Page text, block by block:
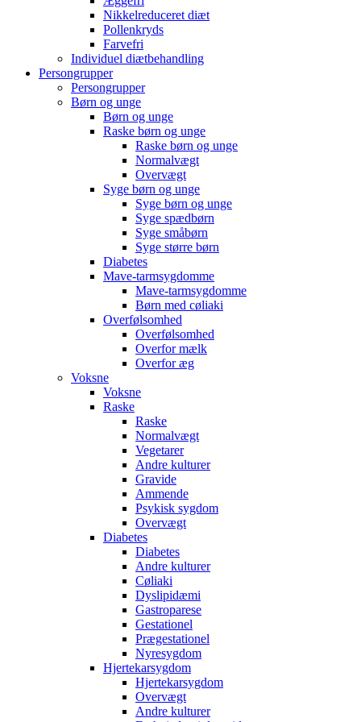
Nikkelreduceret diæt
Pollenkryds
Farvefri
Individuel diætbehandling
Persongrupper
Persongrupper
Børn og unge
Børn og unge
Raske børn og unge
Raske børn og unge
Normalvægt
Overvægt
Syge børn og unge
Syge børn og unge
Syge spædbørn
Syge småbørn
Syge større børn
Diabetes
Mave-tarmsygdomme
Mave-tarmsygdomme
Børn med cøliaki
Overfølsomhed
Overfølsomhed
Overfor mælk
Overfor æg
Voksne
Voksne
Raske
Raske
Normalvægt
Vegetarer
Andre kulturer
Gravide
Ammende
Psykisk sygdom
Overvægt
Diabetes
Diabetes
Andre kulturer
Cøliaki
Dyslipidæmi
Gastroparese
Gestationel
Prægestationel
Nyresygdom
Hjertekarsygdom
Hjertekarsygdom
Overvægt
Andre kulturer